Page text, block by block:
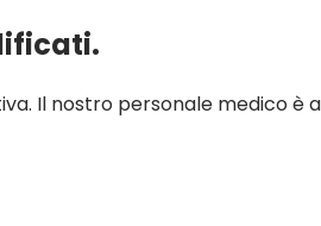
Il nostro personale medico è